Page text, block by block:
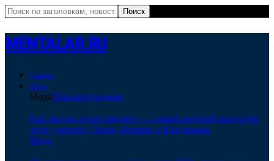
MENTALAR.RU
Главная
Мода
МодаПоказать больше
Как звезды носят бандану — самый модный аксессуар
лета: учимся у Липы, Кравиц и Кардашьян
Мода